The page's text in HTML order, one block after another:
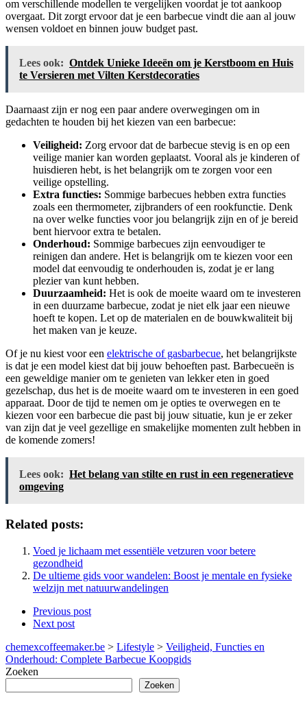
om verschillende modellen te vergelijken voordat je tot aankoop
overgaat. Dit zorgt ervoor dat je een barbecue vindt die aan al jouw
wensen voldoet en binnen jouw budget past.
Lees ook: Ontdek Unieke Ideeën om je Kerstboom en Huis
te Versieren met Vilten Kerstdecoraties
Daarnaast zijn er nog een paar andere overwegingen om in
gedachten te houden bij het kiezen van een barbecue:
Veiligheid: Zorg ervoor dat de barbecue stevig is en op een
veilige manier kan worden geplaatst. Vooral als je kinderen of
huisdieren hebt, is het belangrijk om te zorgen voor een
veilige opstelling.
Extra functies: Sommige barbecues hebben extra functies
zoals een thermometer, zijbranders of een rookfunctie. Denk
na over welke functies voor jou belangrijk zijn en of je bereid
bent hiervoor extra te betalen.
Onderhoud: Sommige barbecues zijn eenvoudiger te
reinigen dan andere. Het is belangrijk om te kiezen voor een
model dat eenvoudig te onderhouden is, zodat je er lang
plezier van kunt hebben.
Duurzaamheid: Het is ook de moeite waard om te investeren
in een duurzame barbecue, zodat je niet elk jaar een nieuwe
hoeft te kopen. Let op de materialen en de bouwkwaliteit bij
het maken van je keuze.
Of je nu kiest voor een elektrische of gasbarbecue, het belangrijkste
is dat je een model kiest dat bij jouw behoeften past. Barbecueën is
een geweldige manier om te genieten van lekker eten in goed
gezelschap, dus het is de moeite waard om te investeren in een goed
apparaat. Door de tijd te nemen om je opties te overwegen en te
kiezen voor een barbecue die past bij jouw situatie, kun je er zeker
van zijn dat je veel gezellige en smakelijke momenten zult hebben in
de komende zomers!
Lees ook: Het belang van stilte en rust in een regeneratieve
omgeving
Related posts:
Voed je lichaam met essentiële vetzuren voor betere
gezondheid
De ultieme gids voor wandelen: Boost je mentale en fysieke
welzijn met natuurwandelingen
Previous post
Next post
chemexcoffeemaker.be > Lifestyle > Veiligheid, Functies en
Onderhoud: Complete Barbecue Koopgids
Zoeken
Zoeken